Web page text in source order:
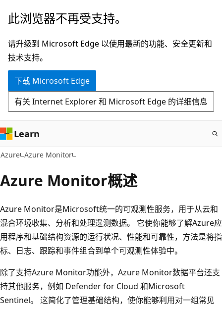
跳
主
要
内
此浏览器不再受支持。
请升级到 Microsoft Edge 以使用最新的功能、安全更新和
技术支持。
下载 Microsoft Edge
有关 Internet Explorer 和 Microsoft Edge 的详细信息
Learn
Azure Azure Monitor
Azure Monitor概述
Azure Monitor是Microsoft统一的可观测性服务，用于从云和
混合环境收集、分析和处理遥测数据。 它使你能够了解Azure应
用程序和基础结构资源的运行状况、性能和可靠性，方法是将指
标、日志、跟踪和事件组合到单个可观测性体验中。
除了支持Azure Monitor功能外，Azure Monitor数据平台还支
持其他服务，例如 Defender for Cloud 和Microsoft
Sentinel。 这简化了管理基础结构，使你能够利用对一组常见